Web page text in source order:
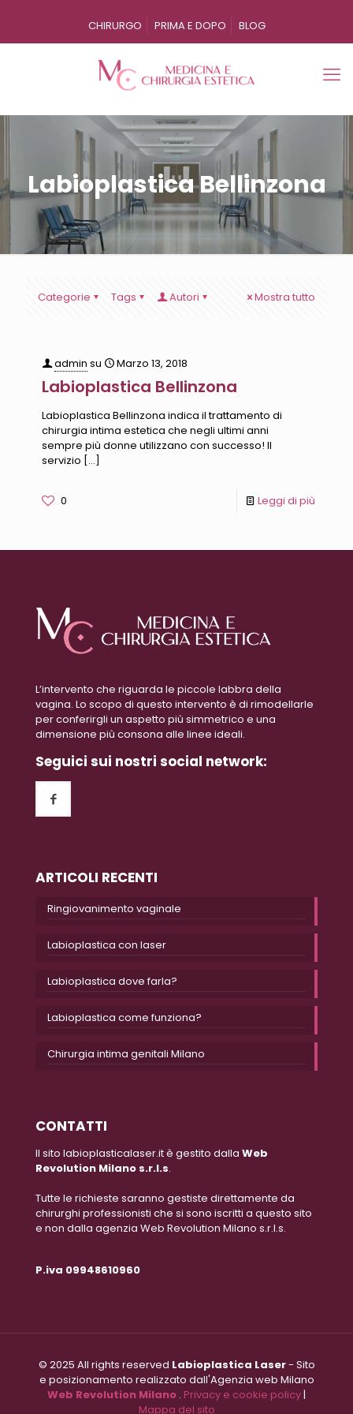
CHIRURGO PRIMA E DOPO BLOG
Labioplastica Bellinzona
Categorie Tags Autori Mostra tutto
admin su Marzo 13, 2018
Labioplastica Bellinzona
Labioplastica Bellinzona indica il trattamento di
chirurgia intima estetica che negli ultimi anni
sempre più donne utilizzano con successo! Il
servizio […]
0 Leggi di più
L’intervento che riguarda le piccole labbra della
vagina. Lo scopo di questo intervento è di rimodellarle
per conferirgli un aspetto più simmetrico e una
dimensione più consona alle linee ideali.
Seguici sui nostri social network:
ARTICOLI RECENTI
Ringiovanimento vaginale
Labioplastica con laser
Labioplastica dove farla?
Labioplastica come funziona?
Chirurgia intima genitali Milano
CONTATTI
Il sito labioplasticalaser.it è gestito dalla Web
Revolution Milano s.r.l.s.
Tutte le richieste saranno gestiste direttamente da
chirurghi professionisti che si sono iscritti a questo sito
e non dalla agenzia Web Revolution Milano s.r.l.s.
P.iva 09948610960
© 2025 All rights reserved Labioplastica Laser- Sito
e posizionamento realizzato dall'Agenzia web Milano
Web Revolution Milano . Privacy e cookie policy|
Mappa del sito